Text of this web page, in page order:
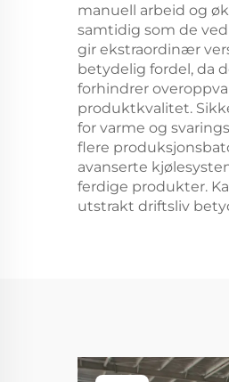
manuell arbeid og
samtidig som de
gir ekstraordinær
betydelig fordel, da
forhindrer
produktkvalitet.
for varme og
flere
avanserte
ferdige produkter.
utstrakt driftsliv